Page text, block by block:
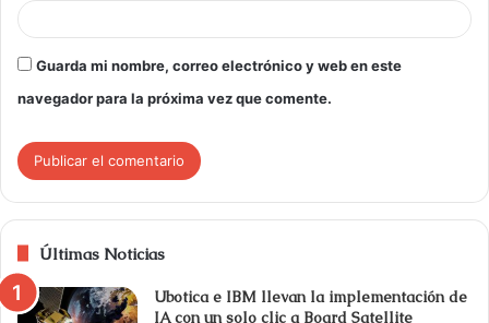
Guarda mi nombre, correo electrónico y web en este
navegador para la próxima vez que comente.
Últimas Noticias
Ubotica e IBM llevan la implementación de
IA con un solo clic a Board Satellite